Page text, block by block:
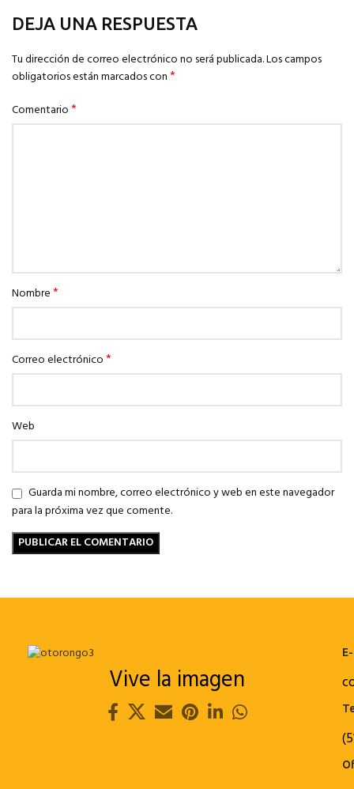
DEJA UNA RESPUESTA
Tu dirección de correo electrónico no será publicada.Los campos
obligatorios están marcados con*
Comentario*
Nombre*
Correo electrónico*
Web
Guarda mi nombre, correo electrónico y web en este navegador
para la próxima vez que comente.
Vive la imagen